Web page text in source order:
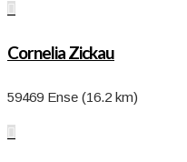

Cornelia Zickau
59469 Ense (16.2 km)
